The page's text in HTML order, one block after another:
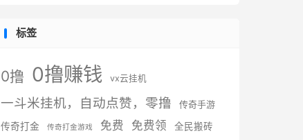
标签
0撸 0撸赚钱 vx云挂机
一斗米挂机，自动点赞，零撸
传奇手游
传奇打金
传奇打金游戏 免费 免费领 全民搬砖